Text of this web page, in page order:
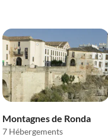
Montagnes de Ronda
7 Hébergements